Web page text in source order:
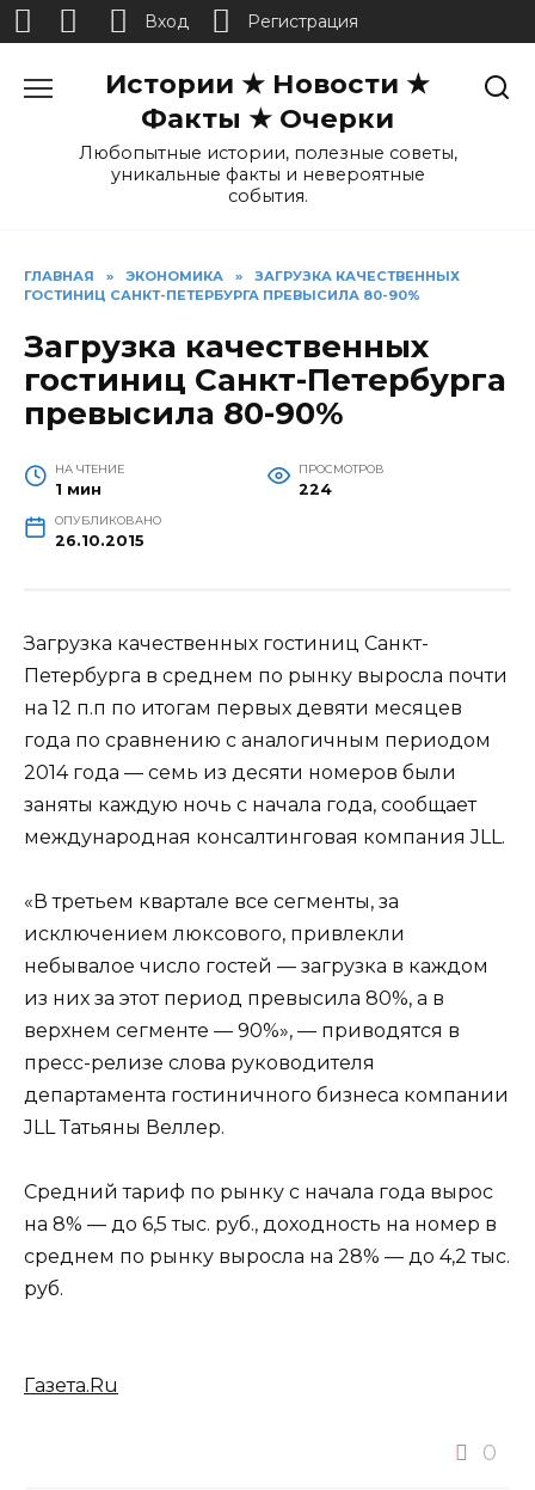
Истории ★ Новости ★
Факты ★ Очерки
Любопытные истории, полезные советы,
уникальные факты и невероятные
события.
ГЛАВНАЯ » ЭКОНОМИКА »
ЗАГРУЗКА КАЧЕСТВЕННЫХ
ГОСТИНИЦ САНКТ-ПЕТЕРБУРГА ПРЕВЫСИЛА 80-90%
Загрузка качественных
гостиниц Санкт-Петербурга
превысила 80-90%
НА ЧТЕНИЕ
1 мин
ПРОСМОТРОВ
224
ОПУБЛИКОВАНО
26.10.2015
Загрузка качественных гостиниц Санкт-
Петербурга в среднем по рынку выросла почти
на 12 п.п по итогам первых девяти месяцев
года по сравнению с аналогичным периодом
2014 года — семь из десяти номеров были
заняты каждую ночь с начала года, сообщает
международная консалтинговая компания JLL.
«В третьем квартале все сегменты, за
исключением люксового, привлекли
небывалое число гостей — загрузка в каждом
из них за этот период превысила 80%, а в
верхнем сегменте — 90%», — приводятся в
пресс-релизе слова руководителя
департамента гостиничного бизнеса компании
JLL Татьяны Веллер.
Средний тариф по рынку с начала года вырос
на 8% — до 6,5 тыс. руб., доходность на номер в
среднем по рынку выросла на 28% — до 4,2 тыс.
руб.
Газета.Ru
0
Вход Регистрация